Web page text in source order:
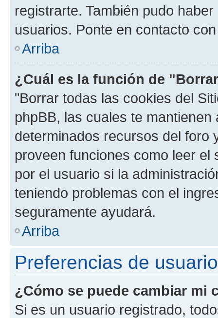
registrarte. También pudo
usuarios. Ponte en contacto
Arriba
¿Cuál es la función de
"Borrar todas las cookies del
phpBB, las cuales te
determinados recursos del foro
proveen funciones como leer el
por el usuario si la
teniendo problemas con el
seguramente ayudará.
Arriba
Preferencias de
¿Cómo se puede cambiar mi
Si es un usuario registrado,